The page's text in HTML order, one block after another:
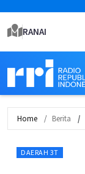
RANAI
Home Berita
DAERAH 3T